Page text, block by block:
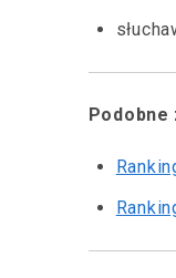
Podobne